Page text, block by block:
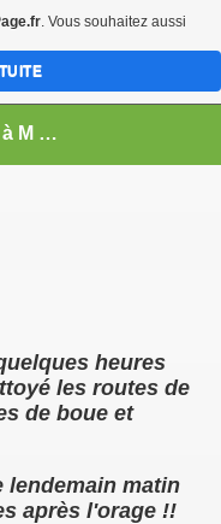
B I E N V E N U E à M O N T H U R E L
heures
les routes de
de boue et
lendemain matin
après l'orage !!
. Vous souhaitez aussi